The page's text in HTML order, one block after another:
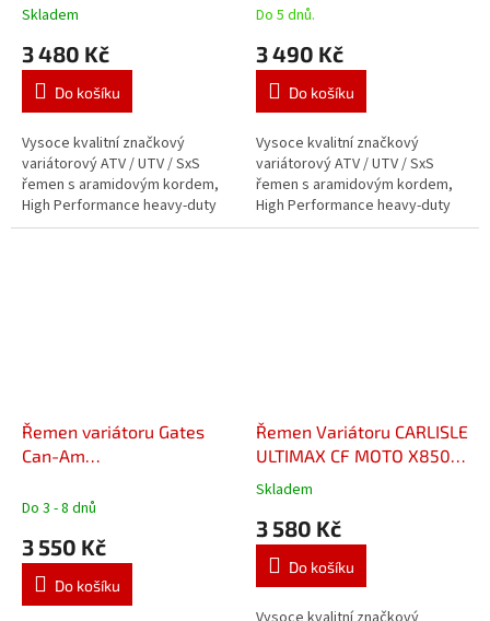
ULTIMAX BELT
Skladem
3 480 Kč
Do košíku
Vysoce kvalitní značkový
variátorový ATV / UTV / SxS
řemen s aramidovým kordem,
High Performance heavy-duty
provedení, pro běžné,
Do 5 dnů.
3 490 Kč
Do košíku
Vysoce kvalitní značkový
variátorový ATV / UTV / SxS
řemen s aramidovým kordem,
High Performance heavy-duty
provedení, pro běžné,
Řemen variátoru Gates
Can-Am
19 ZOSILNENÝ !
Do 3 - 8 dnů
3 550 Kč
Do košíku
Řemen Variátoru CARLISLE
ULTIMAX CF MOTO X850,
X1000, CF
Průměrné
produktu
5,0
Skladem
3 580 Kč
Do košíku